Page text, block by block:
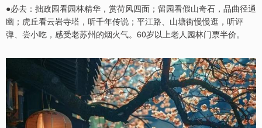
●必去：拙政园看园林精华，赏荷风四面；留园看假山奇石，品曲径通
幽；虎丘看云岩寺塔，听千年传说；平江路、山塘街慢慢逛，听评
弹、尝小吃，感受老苏州的烟火气。60岁以上老人园林门票半价。